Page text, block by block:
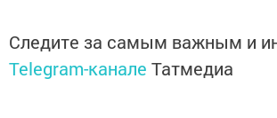
Следите за самым важным и
Telegram-канале Татмедиа